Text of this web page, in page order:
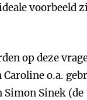
voorbeeld
op deze
Caroline o.a.
Simon Sinek (de